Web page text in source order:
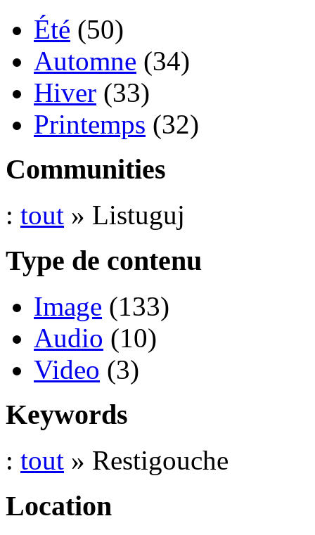
Été (50)
Automne (34)
Hiver (33)
Printemps (32)
Communities
: tout » Listuguj
Type de contenu
Image (133)
Audio (10)
Video (3)
Keywords
: tout » Restigouche
Location